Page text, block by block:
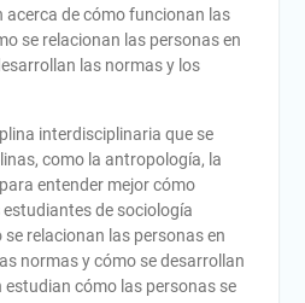
acerca de cómo funcionan las
se relacionan las personas en
las normas y los
interdisciplinaria que se
como la antropología, la
entender mejor cómo
de sociología
relacionan las personas en
normas y cómo se desarrollan
estudian cómo las personas se